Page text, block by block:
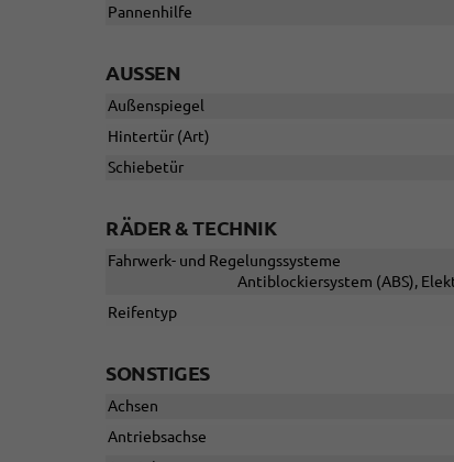
Pannenhilfe
AUSSEN
Außenspiegel
Hintertür (Art)
Schiebetür
RÄDER & TECHNIK
Fahrwerk- und Regelungssysteme
Antiblockiersystem (ABS),
Reifentyp
SONSTIGES
Achsen
Antriebsachse